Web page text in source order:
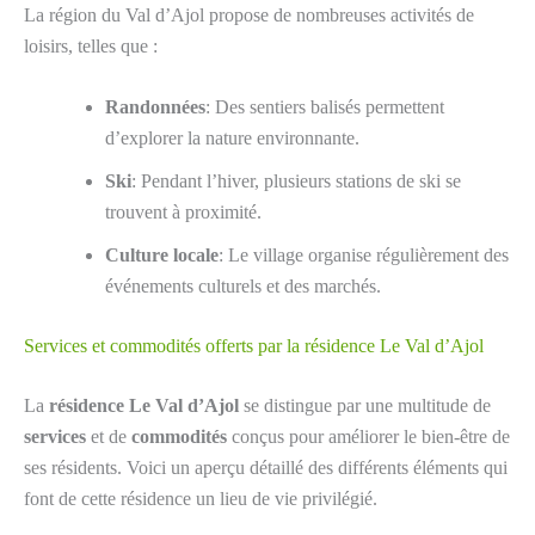
La région du Val d’Ajol propose de nombreuses activités de
loisirs, telles que :
Randonnées: Des sentiers balisés permettent
d’explorer la nature environnante.
Ski: Pendant l’hiver, plusieurs stations de ski se
trouvent à proximité.
Culture locale: Le village organise régulièrement des
événements culturels et des marchés.
Services et commodités offerts par la résidence Le Val d’Ajol
La résidence Le Val d’Ajol se distingue par une multitude de
services et de commodités conçus pour améliorer le bien-être de
ses résidents. Voici un aperçu détaillé des différents éléments qui
font de cette résidence un lieu de vie privilégié.